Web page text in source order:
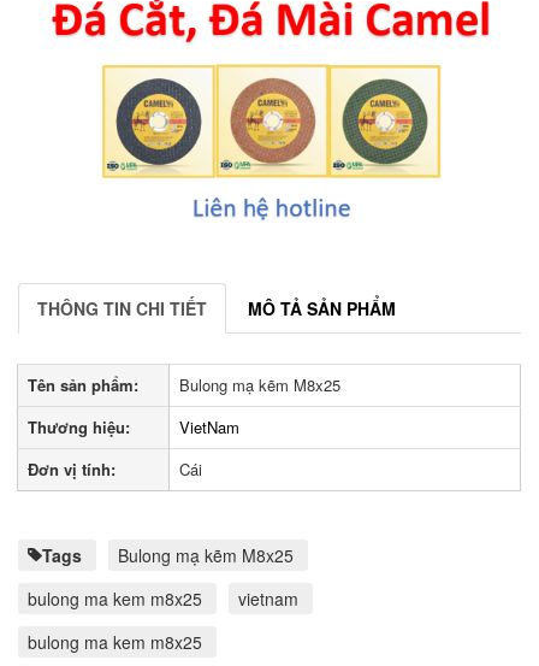
THÔNG TIN CHI TIẾT MÔ TẢ SẢN PHẨM
Tên sản phẩm:
Bulong mạ kẽm M8x25
Thương hiệu:
VietNam
Đơn vị tính:
Cái
Tags
Bulong mạ kẽm M8x25
bulong ma kem m8x25
vietnam
bulong ma kem m8x25